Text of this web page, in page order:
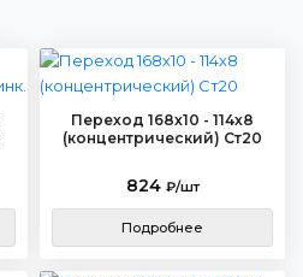
Переход 168х10 - 114х8
(концентрический) Ст20
824 ₽/шт
Подробнее